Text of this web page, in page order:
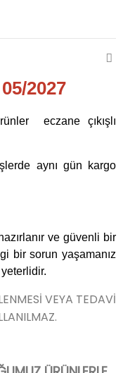
2027
eczane çıkışlı
aynı gün kargo
ve güvenli bir
bir sorun yaşamanız
VEYA TEDAVİ